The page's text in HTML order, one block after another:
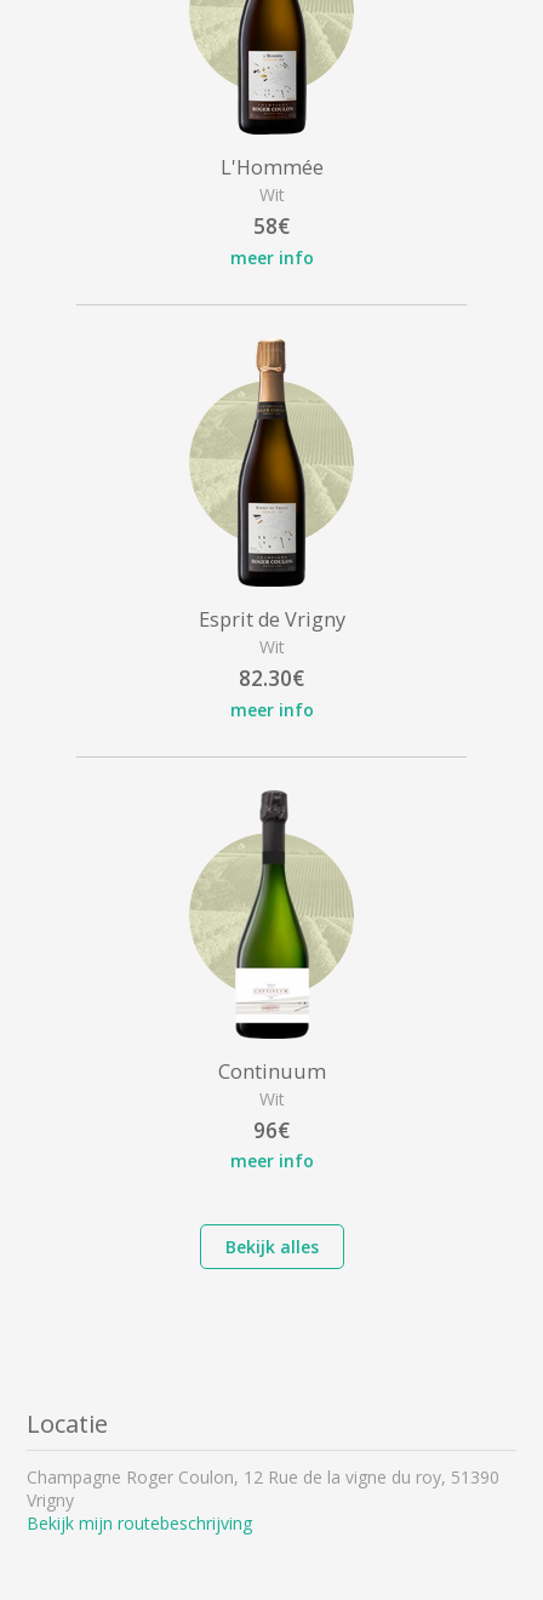
L'Hommée
Wit
58€
meer info
Esprit de Vrigny
Wit
82.30€
meer info
Continuum
Wit
96€
meer info
Bekijk alles
Locatie
Champagne Roger Coulon, 12 Rue de la vigne du roy, 51390
Vrigny
Bekijk mijn routebeschrijving